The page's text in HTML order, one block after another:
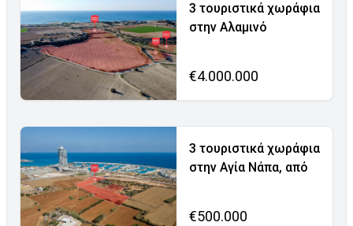
3 τουριστικά χωράφια
στην Αλαμινό
€4.000.000
3 τουριστικά χωράφια
στην Αγία Νάπα, από
€500.000